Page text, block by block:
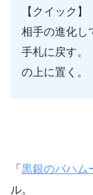
【クイック】
相手の進化し
手札に戻す。
の上に置く。
「 黒銀のバハム
ル。